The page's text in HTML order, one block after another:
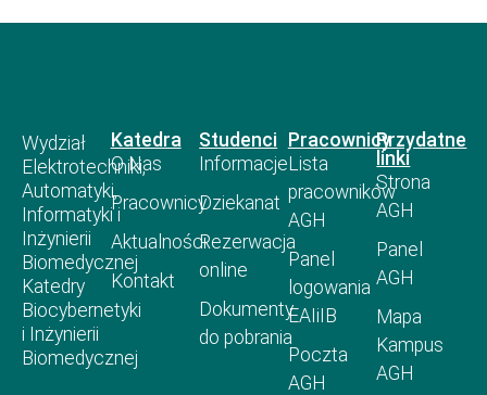
Wydział
Elektrotechniki,
Automatyki,
Informatyki i
Inżynierii
Biomedycznej
Katedry
Biocybernetyki
i Inżynierii
Biomedycznej
Katedra
O Nas
Pracownicy
Aktualności
Kontakt
Studenci
Informacje
Dziekanat
Rezerwacja
online
Dokumenty
do pobrania
Pracownicy
Lista
pracowników
AGH
Panel
logowania
EAIiIB
Poczta
AGH
Przydatne
linki
Strona
AGH
Panel
AGH
Mapa
Kampus
AGH